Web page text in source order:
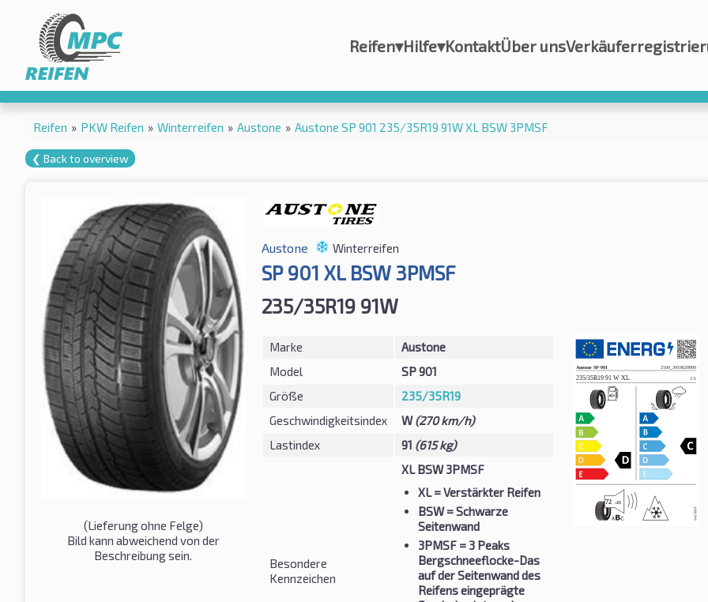
Reifen▾Hilfe▾KontaktÜber uns
Reifen » PKW Reifen » Winterreifen » Austone » Austone SP 901 235/35R19 91W XL BSW 3PMSF
❮ Back to overview
(Lieferung ohne Felge)
Bild kann abweichend von der
Beschreibung sein.
Austone Winterreifen
SP 901 XL BSW 3PMSF
235/35R19 91W
Marke
Austone
Model
SP 901
Größe
235/35R19
Geschwindigkeitsindex
W(270 km/h)
Lastindex
91 (615 kg)
Besondere
Kennzeichen
XL BSW 3PMSF
XL= Verstärkter Reifen
BSW= Schwarze
Seitenwand
3PMSF= 3 Peaks
Bergschneeflocke-Das
auf der Seitenwand des
Reifens eingeprägte